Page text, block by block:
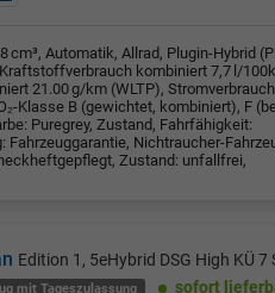
cm³, Automatik, Allrad, Plugin-Hybrid
kombiniert 7,7 l/
21.00 g/km (WLTP), Stromverbrauch
Klasse B (gewichtet, kombiniert), F
Puregrey, Zustand, Fahrfähigkeit:
Nichtraucher-
Zustand: unfallfrei,
Edition 1, 5eHybrid DSG High KÜ 7
mit Tageszulassung sofort